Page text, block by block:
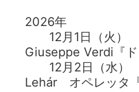
2026年
12月1日（火）
Giuseppe Verdi『ド
12月2日（水）
Lehár オペレッタ『